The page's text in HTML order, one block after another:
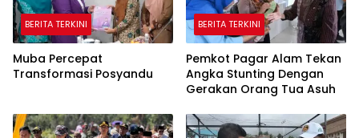
BERITA TERKINI
Muba Percepat
Transformasi Posyandu
BERITA TERKINI
Pemkot Pagar Alam Tekan
Angka Stunting Dengan
Gerakan Orang Tua Asuh